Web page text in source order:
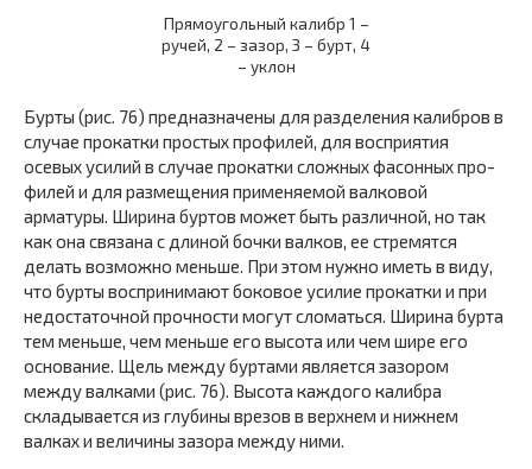
Прямоугольный калибр 1 –
ручей, 2 – зазор, 3 – бурт, 4
– уклон
Бурты (рис. 76) предназначены для разделения калиб­ров в
случае прокатки простых профилей, для восприятия
осевых усилий в случае прокатки сложных фасонных про­
филей и для размещения применяемой валковой
арматуры. Ширина буртов может быть различной, но так
как она свя­зана с длиной бочки валков, ее стремятся
делать возможно меньше. При этом нужно иметь в виду,
что бурты воспри­нимают боковое усилие прокатки и при
недостаточной проч­ности могут сломаться. Ширина бурта
тем меньше, чем меньше его высота или чем шире его
основание. Щель меж­ду буртами является зазором
между валками (рис. 76). Высота каждого калибра
складывается из глубины врезов в верхнем и нижнем
валках и величины зазора между ними.